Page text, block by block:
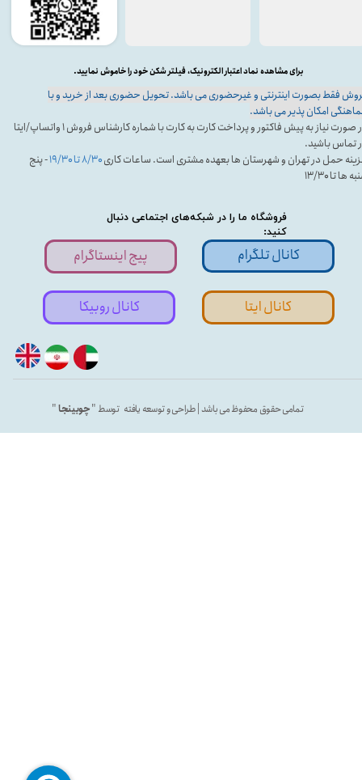
فروشگاه ما را در شبکه‌های اجتماعی دنبال
کنید:
تمامی حقوق محفوظ می باشد | طراحی و توسعه یافته توسط "چوبینجا"
فقط بصورت اینترنتی و غیرحضوری می باشد. تحویل حضوری بعد از خرید و با
امکان پذیر می باشد.
در صورت نیاز به پیش فاکتور و پرداخت کارت به کارت با شماره کارشناس فروش ۱ واتساپ/ایتا
تماس باشید.
حمل در تهران و شهرستان ها بعهده مشتری است. ساعات کاری۸/۳۰ تا ۱۹/۳۰
- پنج
ها تا ۱۳/۳۰
برای مشاهده نماد اعتبار الکترونیک، فیلتر شکن خود را خاموش نمایید.
پیج اینستاگرام کانال تلگرام
کانال ایتا کانال روبیکا